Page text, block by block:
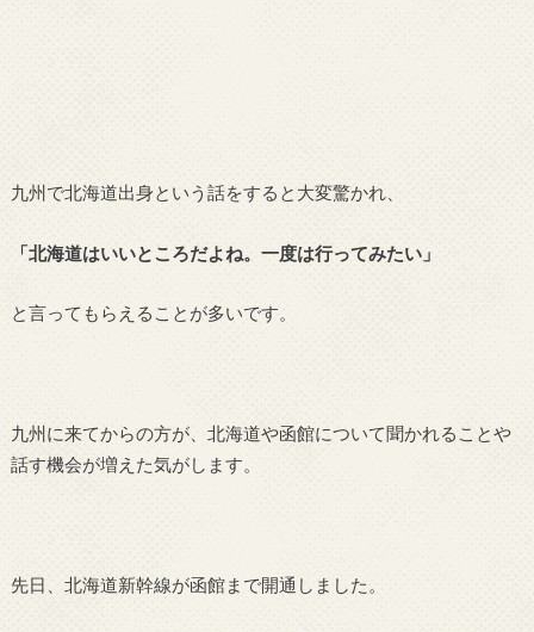
九州で北海道出身という話をすると大変驚かれ、
「北海道はいいところだよね。一度は行ってみたい」
と言ってもらえることが多いです。
九州に来てからの方が、北海道や函館について聞かれることや
話す機会が増えた気がします。
先日、北海道新幹線が函館まで開通しました。